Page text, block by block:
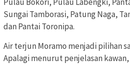
Sungai Tamborasi, Patung Naga,
dan Pantai Toronipa.
Air terjun Moramo menjadi pilihan
Apalagi menurut penjelasan